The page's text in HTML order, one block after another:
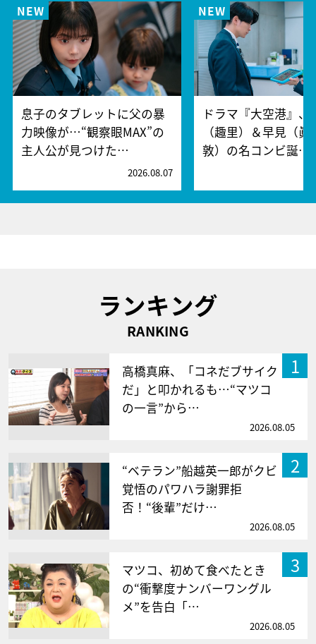
息子のタブレットに父の暴
力映像が…“観察眼MAX”の
主人公が見つけた…
2026.08.07
ドラマ『大空港』、
（趣里）＆早見（眞
敦）の名コンビ誕…
ランキング
RANKING
1
高橋真麻、「コネだブサイク
だ」と叩かれるも…“マツコ
の一言”から…
2026.08.05
2
“ベテラン”船越英一郎がクビ
覚悟のパワハラ謝罪拒
否！“後輩”だけ…
2026.08.05
3
マツコ、初めて食べたとき
の“衝撃度ナンバーワングル
メ”を告白「…
2026.08.05